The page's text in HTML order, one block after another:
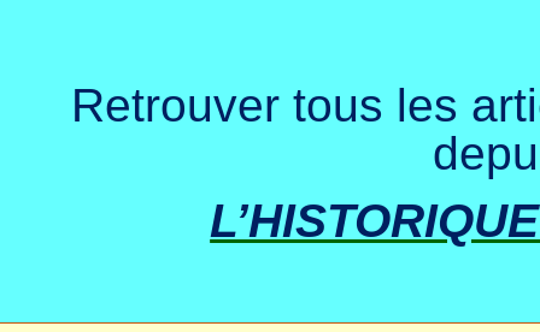
Retrouver tous les